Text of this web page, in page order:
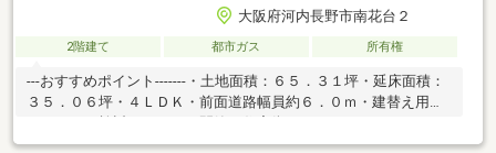
大阪府河内長野市南花台２
2階建て 都市ガス 所有権
---おすすめポイント-------・土地面積：６５．３１坪・延床面積：
３５．０６坪・４ＬＤＫ・前面道路幅員約６．０ｍ・建替え用地